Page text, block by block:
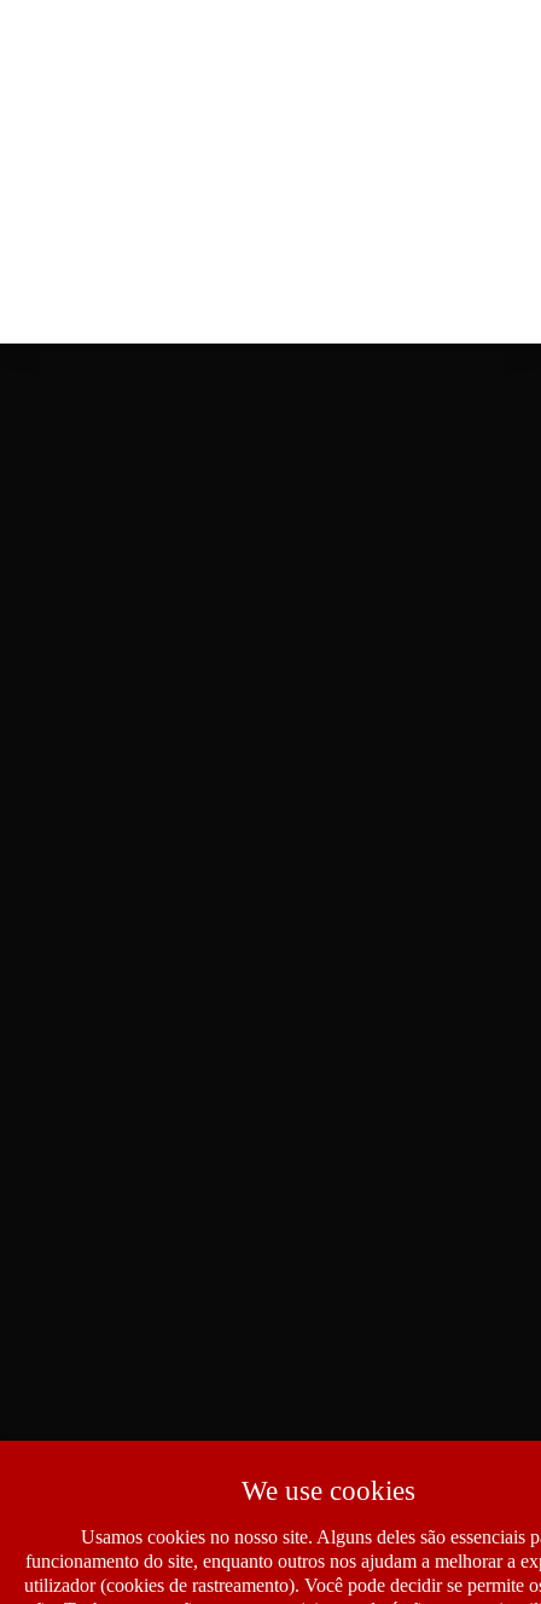
We use cookies
Usamos cookies no nosso site. Alguns deles são essenciais
funcionamento do site, enquanto outros nos ajudam a melhorar a
utilizador (cookies de rastreamento). Você pode decidir se permite